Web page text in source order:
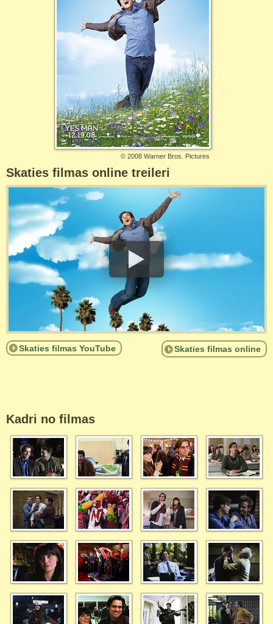
© 2008 Warner Bros. Pictures
Skaties filmas online treileri
Skaties filmas online
Skaties filmas YouTube
Kadri no filmas